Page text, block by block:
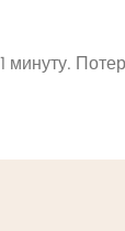
минуту.